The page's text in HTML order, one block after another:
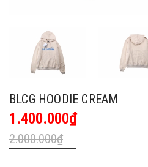
BLCG HOODIE CREAM
1.400.000₫
2.000.000₫